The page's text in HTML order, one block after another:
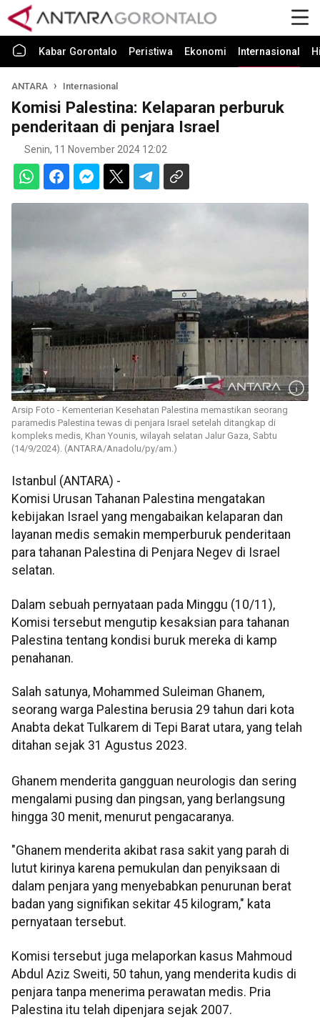
Kabar Gorontalo Peristiwa Ekonomi Internasional
ANTARA Internasional
Komisi Palestina: Kelaparan perburuk
penderitaan di penjara Israel
Senin, 11 November 2024 12:02
Arsip Foto - Kementerian Kesehatan Palestina memastikan seorang
paramedis Palestina tewas di penjara Israel setelah ditangkap di
kompleks medis, Khan Younis, wilayah selatan Jalur Gaza, Sabtu
(14/9/2024). (ANTARA/Anadolu/py/am.)
Istanbul (ANTARA) -
Komisi Urusan Tahanan Palestina mengatakan
kebijakan Israel yang mengabaikan kelaparan dan
layanan medis semakin memperburuk penderitaan
para tahanan Palestina di Penjara Negev di Israel
selatan.
Dalam sebuah pernyataan pada Minggu (10/11),
Komisi tersebut mengutip kesaksian para tahanan
Palestina tentang kondisi buruk mereka di kamp
penahanan.
Salah satunya, Mohammed Suleiman Ghanem,
seorang warga Palestina berusia 29 tahun dari kota
Anabta dekat Tulkarem di Tepi Barat utara, yang telah
ditahan sejak 31 Agustus 2023.
Ghanem menderita gangguan neurologis dan sering
mengalami pusing dan pingsan, yang berlangsung
hingga 30 menit, menurut pengacaranya.
"Ghanem menderita akibat rasa sakit yang parah di
lutut kirinya karena pemukulan dan penyiksaan di
dalam penjara yang menyebabkan penurunan berat
badan yang signifikan sekitar 45 kilogram," kata
pernyataan tersebut.
Komisi tersebut juga melaporkan kasus Mahmoud
Abdul Aziz Sweiti, 50 tahun, yang menderita kudis di
penjara tanpa menerima perawatan medis. Pria
Palestina itu telah dipenjara sejak 2007.